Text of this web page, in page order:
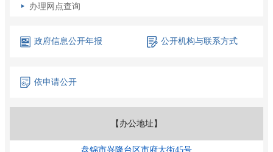
办理网点查询
政府信息公开年报 公开机构与联系方式
依申请公开
【办公地址】
盘锦市兴隆台区市府大街45号